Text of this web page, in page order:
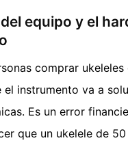
equipo y el
comprar
el instrumento va a
Es un error
que un ukelele de